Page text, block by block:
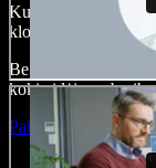
Kurkite įgarsinimus,
klonuokite balsą –
Be jokių mokymų ir
kokią idėją,
Paleisti studiją